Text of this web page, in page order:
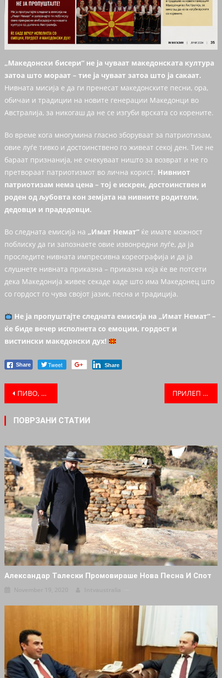
„Македонски бисери“ не ја чуваат македонската култура
затоа што мораат – тие ја чуваат затоа што ја сакаат.
Нивната мисија е да ги пренесат македонските песни, ора,
обичаи и традиции на новите генерации Македонци во
Австралија, за никогаш да не се изгуби врската со корените.
Во време кога многумина гласно зборуваат за патриотизам,
овие луѓе тивко и достоинствено го живеат секој ден. Тие не
бараат признанија, не очекуваат ништо за возврат и не го
претвораат патриотизмот во лична корист. Нивниот
патриотизам нема цена – тој е искрен, достоинствен и
роден од љубовта кон земјата на нивните родители,
дедовци и прадедовци.
Во следната емисија на „Имат Немат“ќе имате можност
поблиску да ги запознаете овие извонредни луѓе, да ја
проследите нивната импресивна кореографија и да ја
слушнете нивната приказна – приказна која ќе ве потсети
дека Македонија живее секаде каде што има Македонец што
со гордост го чува својот јазик, песна и традиција.
Не ја пропуштајте следната емисија на „Имат Немат“ –
ќе биде вечер исполнета со емоции, гордост и
вистински македонски дух!
Share Tweet Share
Post navigation
ПИВО, СКАРА И МАКЕДОНСКО СРЦЕ ВО СИДНЕЈ! РОКДЕЈЛ ГО ЖИВЕЕШЕ НАЈВКУСНИОТ И НАЈВЕСЕЛИОТ ФЕСТИВАЛ НА ГОДИНАТА! ПРИЛЕП ДОАЃА ВО МЕЛБУРН: ХУМАНИТАРНА „ПРИЛЕПСКА ВЕЧЕР“ ПО ПРВПАТ ПО 10 ГОДИНИ ЌЕ ГИ ОБЕДИНИ МАКЕДОНЦИТЕ ВО АВСТРАЛИЈА!
ПОВРЗАНИ СТАТИИ
Александар Талески Промовираше Нова Песна И Спот